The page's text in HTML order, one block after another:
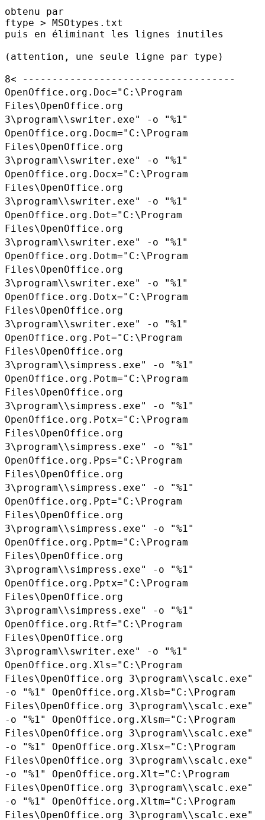
obtenu par
ftype > MSOtypes.txt
puis en éliminant les lignes inutiles
(attention, une seule ligne par type)
OpenOffice.org.Doc="C:\Program
Files\OpenOffice.org
3\program\\swriter.exe" -o "%1"
OpenOffice.org.Docm="C:\Program
Files\OpenOffice.org
3\program\\swriter.exe" -o "%1"
OpenOffice.org.Docx="C:\Program
Files\OpenOffice.org
3\program\\swriter.exe" -o "%1"
OpenOffice.org.Dot="C:\Program
Files\OpenOffice.org
3\program\\swriter.exe" -o "%1"
OpenOffice.org.Dotm="C:\Program
Files\OpenOffice.org
3\program\\swriter.exe" -o "%1"
OpenOffice.org.Dotx="C:\Program
Files\OpenOffice.org
3\program\\swriter.exe" -o "%1"
OpenOffice.org.Pot="C:\Program
Files\OpenOffice.org
3\program\\simpress.exe" -o "%1"
OpenOffice.org.Potm="C:\Program
Files\OpenOffice.org
3\program\\simpress.exe" -o "%1"
OpenOffice.org.Potx="C:\Program
Files\OpenOffice.org
3\program\\simpress.exe" -o "%1"
OpenOffice.org.Pps="C:\Program
Files\OpenOffice.org
3\program\\simpress.exe" -o "%1"
OpenOffice.org.Ppt="C:\Program
Files\OpenOffice.org
3\program\\simpress.exe" -o "%1"
OpenOffice.org.Pptm="C:\Program
Files\OpenOffice.org
3\program\\simpress.exe" -o "%1"
OpenOffice.org.Pptx="C:\Program
Files\OpenOffice.org
3\program\\simpress.exe" -o "%1"
OpenOffice.org.Rtf="C:\Program
Files\OpenOffice.org
3\program\\swriter.exe" -o "%1"
OpenOffice.org.Xls="C:\Program
Files\OpenOffice.org 3\program\\scalc.exe"
-o "%1" OpenOffice.org.Xlsb="C:\Program
Files\OpenOffice.org 3\program\\scalc.exe"
-o "%1" OpenOffice.org.Xlsm="C:\Program
Files\OpenOffice.org 3\program\\scalc.exe"
-o "%1" OpenOffice.org.Xlsx="C:\Program
Files\OpenOffice.org 3\program\\scalc.exe"
-o "%1" OpenOffice.org.Xlt="C:\Program
Files\OpenOffice.org 3\program\\scalc.exe"
-o "%1" OpenOffice.org.Xltm="C:\Program
Files\OpenOffice.org 3\program\\scalc.exe"